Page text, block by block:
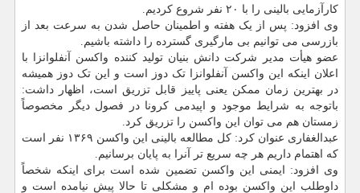
کارآزمایی بالینی را با ۲۰ نفر شروع کردیم.
وی افزود: پس از یک هفته و اطمینان حاصل شدن به سرعت بعد از
بازرسی می توانیم بی مارگیری گسترده را داشته باشیم.
عضو هیأت مدیر شرکت دانش بنیان تولید کننده واکسن آنفلوانزا با
اعلان اینکه این واکسن آنفلوانزا تک دوز است و این تک دوز همیشه
در بهترین زمان ممکن یعنی پاییز قابل تزریق است، اظهار داشت:
باتوجه به شرایط موجود و اپیدمی کرونا در فصول دیگر مخصوصاً
زمستان هم می توان این واکسن را تزریق کرد.
عبدالغفاری عنوان کرد: کل مطالعه بالینی این واکسن ۱۳۶۹ نفر است
که اهتمام داریم هر چه سریع تر آنرا به پایان برسانیم.
وی افزود: ایمنی این واکسن تضمین شده است برای اینکه شخصاً
داوطلب این واکسن بوده ام و مشکلی تا حالا پیش نیامده است و